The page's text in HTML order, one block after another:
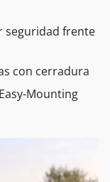
seguridad frente
con cerradura
Mounting